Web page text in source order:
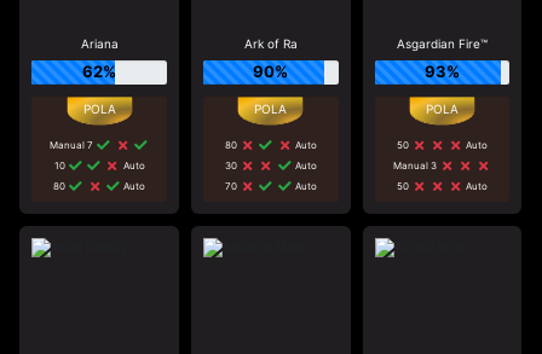
Ariana
62%
Manual 7
10
Auto
80
Auto
Ark of Ra
90%
80
Auto
30
Auto
70
Auto
Asgardian Fire™
93%
50
Auto
Manual 3
50
Auto